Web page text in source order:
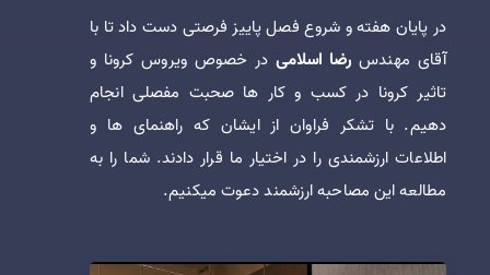
در پایان هفته و شروع فصل پاییز فرصتی دست داد تا با
آقای مهندس رضا اسلامی در خصوص ویروس کرونا و
تاثیر کرونا در کسب و کار ها صحبت مفصلی انجام
دهیم. با تشکر فراوان از ایشان که راهنمای ها و
اطلاعات ارزشمندی را در اختیار ما قرار دادند. شما را به
مطالعه این مصاحبه ارزشمند دعوت میکنیم.